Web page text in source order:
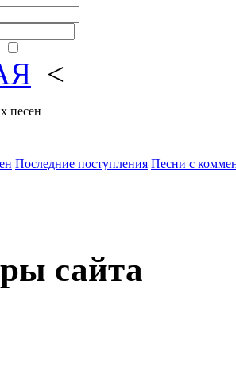
<
песен
Последние поступления Песни с
сайта